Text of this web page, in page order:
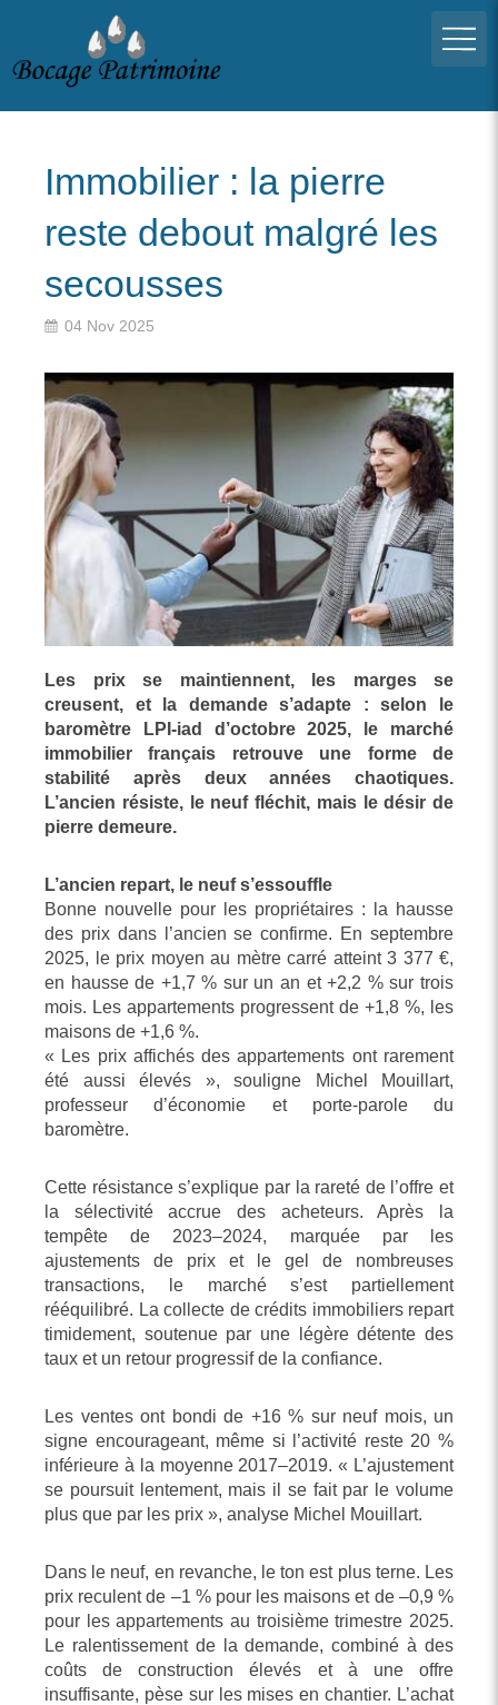
Immobilier : la pierre
reste debout malgré les
secousses
04 Nov 2025
Les prix se maintiennent, les marges se
creusent, et la demande s’adapte : selon le
baromètre LPI-iad d’octobre 2025, le marché
immobilier français retrouve une forme de
stabilité après deux années chaotiques.
L’ancien résiste, le neuf fléchit, mais le désir de
pierre demeure.
L’ancien repart, le neuf s’essouffle
Bonne nouvelle pour les propriétaires : la hausse
des prix dans l’ancien se confirme. En septembre
2025, le prix moyen au mètre carré atteint 3 377 €,
en hausse de +1,7 % sur un an et +2,2 % sur trois
mois. Les appartements progressent de +1,8 %, les
maisons de +1,6 %.
« Les prix affichés des appartements ont rarement
été aussi élevés », souligne Michel Mouillart,
professeur d’économie et porte-parole du
baromètre.
Cette résistance s’explique par la rareté de l’offre et
la sélectivité accrue des acheteurs. Après la
tempête de 2023–2024, marquée par les
ajustements de prix et le gel de nombreuses
transactions, le marché s’est partiellement
rééquilibré. La collecte de crédits immobiliers repart
timidement, soutenue par une légère détente des
taux et un retour progressif de la confiance.
Les ventes ont bondi de +16 % sur neuf mois, un
signe encourageant, même si l’activité reste 20 %
inférieure à la moyenne 2017–2019. « L’ajustement
se poursuit lentement, mais il se fait par le volume
plus que par les prix », analyse Michel Mouillart.
Dans le neuf, en revanche, le ton est plus terne. Les
prix reculent de –1 % pour les maisons et de –0,9 %
pour les appartements au troisième trimestre 2025.
Le ralentissement de la demande, combiné à des
coûts de construction élevés et à une offre
insuffisante, pèse sur les mises en chantier. L’achat